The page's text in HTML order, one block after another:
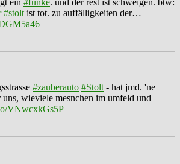
ein #funke. und der rest ist schweigen. btw:
#stolt ist tot. zu auffälligkeiten der…
#zauberauto #Stolt - hat jmd. 'ne
wieviele mesnchen im umfeld und
VNwcxkGs5P